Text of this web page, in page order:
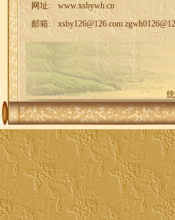
网址:
www.xsbywh.cn
邮箱:
xsby126@126.com